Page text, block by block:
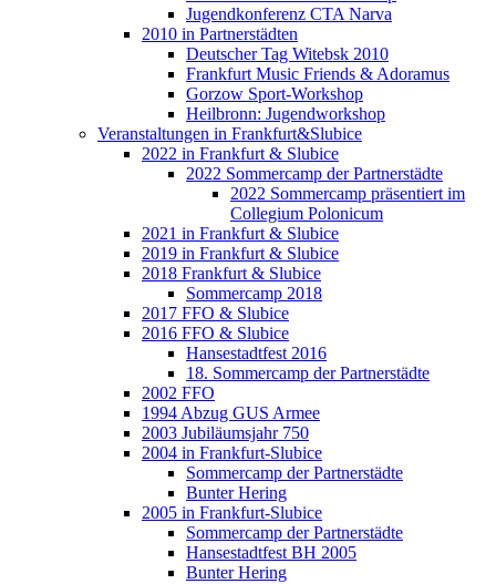
Jugendkonferenz CTA Narva
2010 in Partnerstädten
Deutscher Tag Witebsk 2010
Frankfurt Music Friends & Adoramus
Gorzow Sport-Workshop
Heilbronn: Jugendworkshop
Veranstaltungen in Frankfurt&Slubice
2022 in Frankfurt & Slubice
2022 Sommercamp der Partnerstädte
2022 Sommercamp präsentiert im
Collegium Polonicum
2021 in Frankfurt & Slubice
2019 in Frankfurt & Slubice
2018 Frankfurt & Slubice
Sommercamp 2018
2017 FFO & Slubice
2016 FFO & Slubice
Hansestadtfest 2016
18. Sommercamp der Partnerstädte
2002 FFO
1994 Abzug GUS Armee
2003 Jubiläumsjahr 750
2004 in Frankfurt-Slubice
Sommercamp der Partnerstädte
Bunter Hering
2005 in Frankfurt-Slubice
Sommercamp der Partnerstädte
Hansestadtfest BH 2005
Bunter Hering